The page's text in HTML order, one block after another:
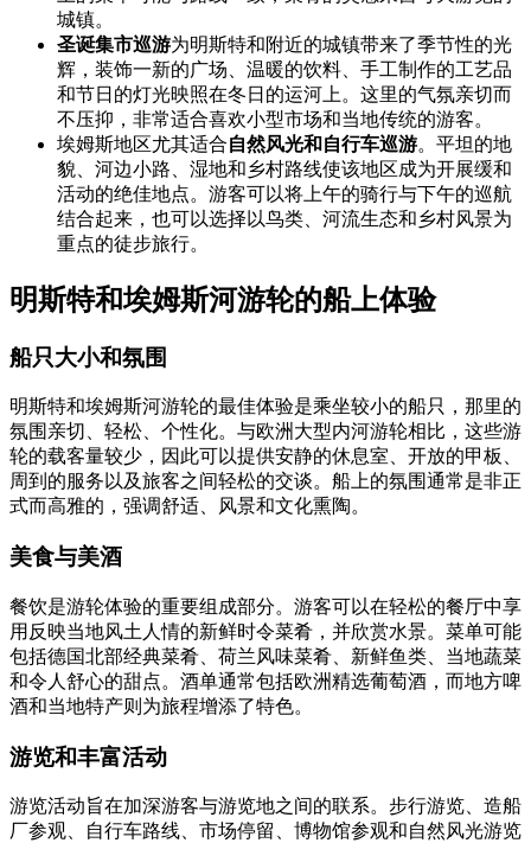
城镇。
圣诞集市巡游为明斯特和附近的城镇带来了季节性的光
辉，装饰一新的广场、温暖的饮料、手工制作的工艺品
和节日的灯光映照在冬日的运河上。这里的气氛亲切而
不压抑，非常适合喜欢小型市场和当地传统的游客。
埃姆斯地区尤其适合自然风光和自行车巡游。平坦的地
貌、河边小路、湿地和乡村路线使该地区成为开展缓和
活动的绝佳地点。游客可以将上午的骑行与下午的巡航
结合起来，也可以选择以鸟类、河流生态和乡村风景为
重点的徒步旅行。
明斯特和埃姆斯河游轮的船上体验
船只大小和氛围
明斯特和埃姆斯河游轮的最佳体验是乘坐较小的船只，那里的
氛围亲切、轻松、个性化。与欧洲大型内河游轮相比，这些游
轮的载客量较少，因此可以提供安静的休息室、开放的甲板、
周到的服务以及旅客之间轻松的交谈。船上的氛围通常是非正
式而高雅的，强调舒适、风景和文化熏陶。
美食与美酒
餐饮是游轮体验的重要组成部分。游客可以在轻松的餐厅中享
用反映当地风土人情的新鲜时令菜肴，并欣赏水景。菜单可能
包括德国北部经典菜肴、荷兰风味菜肴、新鲜鱼类、当地蔬菜
和令人舒心的甜点。酒单通常包括欧洲精选葡萄酒，而地方啤
酒和当地特产则为旅程增添了特色。
游览和丰富活动
游览活动旨在加深游客与游览地之间的联系。步行游览、造船
厂参观、自行车路线、市场停留、博物馆参观和自然风光游览